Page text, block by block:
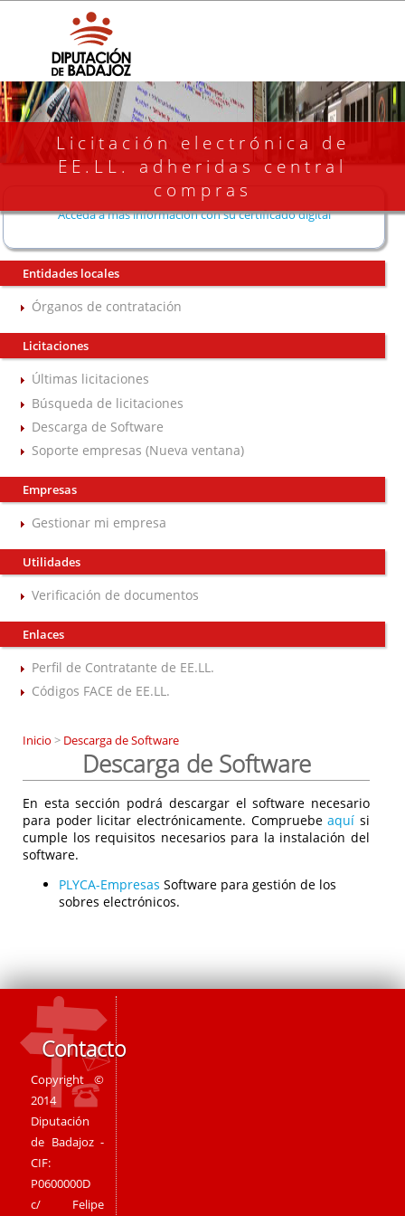
Licitación electrónica de
EE.LL. adheridas central
compras
Acceda a más información con su certificado digital
Entidades locales
Órganos de contratación
Licitaciones
Últimas licitaciones
Búsqueda de licitaciones
Descarga de Software
Soporte empresas (Nueva ventana)
Empresas
Gestionar mi empresa
Utilidades
Verificación de documentos
Enlaces
Perfil de Contratante de EE.LL.
Códigos FACE de EE.LL.
Inicio > Descarga de Software
Descarga de Software
En esta sección podrá descargar el software necesario
para poder licitar electrónicamente. Compruebeaquí si
cumple los requisitos necesarios para la instalación del
software.
PLYCA-Empresas Software para gestión de los
sobres electrónicos.
Contacto
Copyright ©
2014
Diputación
de Badajoz -
CIF:
P0600000D
c/ Felipe